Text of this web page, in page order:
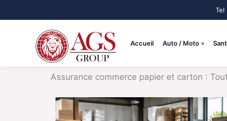
au
Accueil Auto / Moto
Assurance commerce papier et carton :